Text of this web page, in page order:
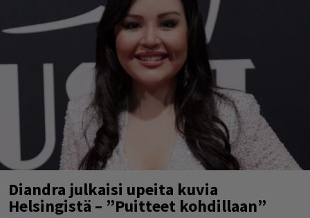
Diandra julkaisi upeita kuvia
Helsingistä – ”Puitteet kohdillaan”